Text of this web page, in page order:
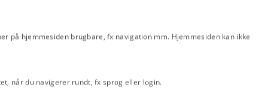
på hjemmesiden brugbare, fx navigation mm. Hjemmesiden kan ikke
når du navigerer rundt, fx sprog eller login.